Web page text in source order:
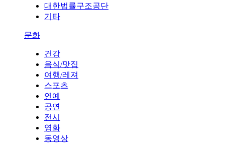
대한법률구조공단
기타
문화
건강
음식/맛집
여행/레져
스포츠
연예
공연
전시
영화
동영상